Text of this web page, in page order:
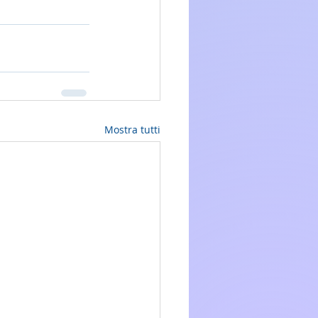
Mostra tutti